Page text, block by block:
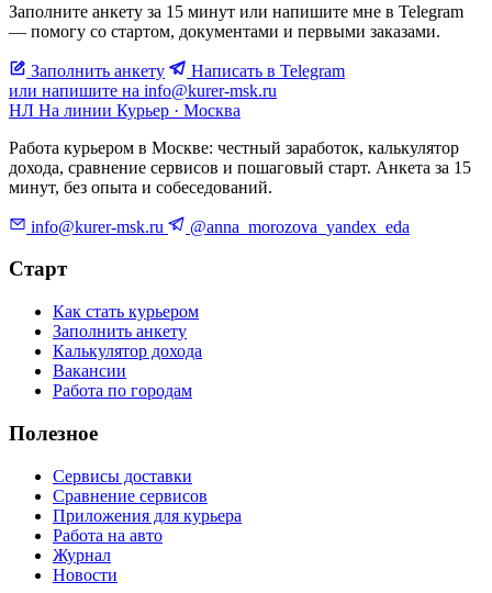
Заполните анкету за 15 минут или напишите мне в Telegram
— помогу со стартом, документами и первыми заказами.
Заполнить анкету
Написать в Telegram
или напишите на info@kurer-msk.ru
НЛ На линии Курьер · Москва
Работа курьером в Москве: честный заработок, калькулятор
дохода, сравнение сервисов и пошаговый старт. Анкета за 15
минут, без опыта и собеседований.
info@kurer-msk.ru @anna_morozova_yandex_eda
Старт
Как стать курьером
Заполнить анкету
Калькулятор дохода
Вакансии
Работа по городам
Полезное
Сервисы доставки
Сравнение сервисов
Приложения для курьера
Работа на авто
Журнал
Новости